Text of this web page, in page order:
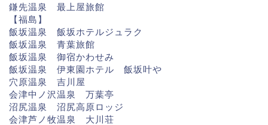
鎌先温泉 最上屋旅館
【福島】
飯坂温泉 飯坂ホテルジュラク
飯坂温泉 青葉旅館
飯坂温泉 御宿かわせみ
飯坂温泉 伊東園ホテル 飯坂叶や
穴原温泉 吉川屋
会津中ノ沢温泉 万葉亭
沼尻温泉 沼尻高原ロッジ
会津芦ノ牧温泉 大川荘